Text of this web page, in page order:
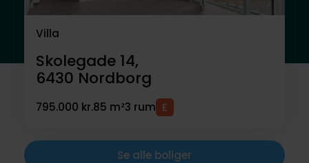
Villa
Skolegade 14,
6430 Nordborg
795.000 kr.85 m²3 rum
Se alle boliger